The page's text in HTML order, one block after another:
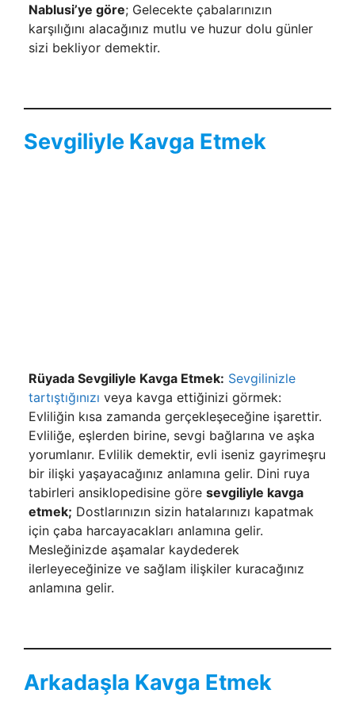
Nablusi’ye göre; Gelecekte çabalarınızın
karşılığını alacağınız mutlu ve huzur dolu günler
sizi bekliyor demektir.
Sevgiliyle Kavga Etmek
Rüyada Sevgiliyle Kavga Etmek: Sevgilinizle
tartıştığınızı veya kavga ettiğinizi görmek:
Evliliğin kısa zamanda ger­çekleşeceğine işarettir.
Evliliğe, eşlerden birine, sevgi bağlarına ve aşka
yorumlanır. Evlilik demektir, evli iseniz gayrimeşru
bir ilişki yaşayacağı­nız anlamına gelir. Dini ruya
tabirleri ansiklopedisine göre sevgiliyle kavga
etmek; Dostlarınızın sizin hatalarınızı kapatmak
için çaba harcayacakları anlamına gelir.
Mesleğinizde aşamalar kaydede­rek
ilerleyeceğinize ve sağlam ilişkiler kuracağınız
anlamı­na gelir.
Arkadaşla Kavga Etmek